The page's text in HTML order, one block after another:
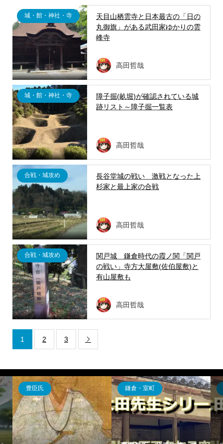
城・館・神社・寺
天目山栖雲寺と日本最古の「日の
丸御旗」がある武田家ゆかりの雲
峰寺
高田哲哉
城・館・神社・寺
障子掘(畝堀)が確認されている城
跡リスト～障子掘一覧表
高田哲哉
合戦・城攻め
長谷堂城の戦い 激戦となった上
杉家と最上家の合戦
高田哲哉
合戦・城攻め
関戸城 鎌倉時代の霞ノ関「関戸
の戦い」寺方大屋敷(佐伯屋敷)と
有山屋敷も
高田哲哉
1 2 3 
豊臣氏 鎌倉・室町